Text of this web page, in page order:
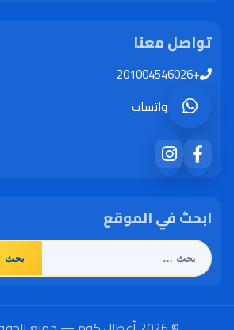
تواصل معنا
+201004546026
واتساب
ابحث في الموقع
البحث
عن: